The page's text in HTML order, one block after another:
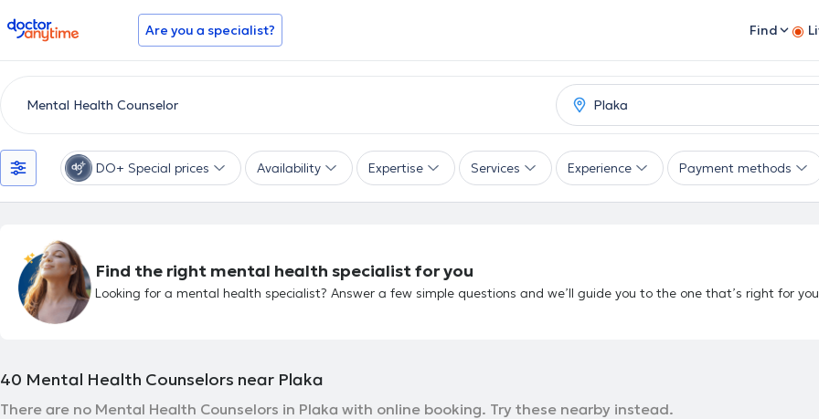
doctoranytime Are you a specialist? Find
DO+ Special prices Availability Expertise Services Experience Payment methods
Find the right mental health specialist for you
Looking for a mental health specialist? Answer a few simple questions and we’ll guide you to the one that’s right for
40 Mental Health Counselors near Plaka
There are no Mental Health Counselors in Plaka with online booking. Try these nearby instead.